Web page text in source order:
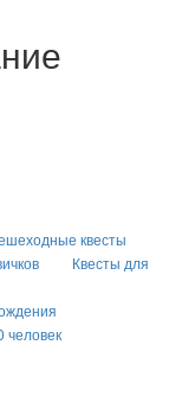
квесты
Квесты для
человек